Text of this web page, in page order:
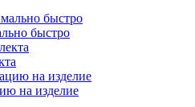
быстро
на изделие